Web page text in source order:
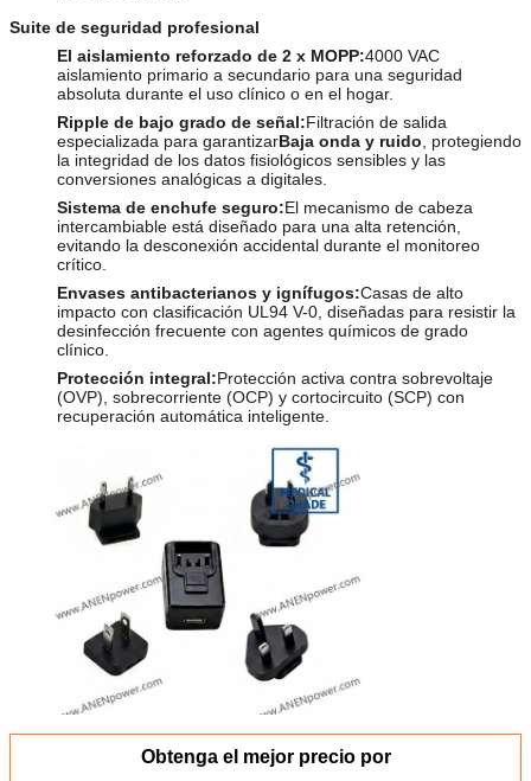
Suite de seguridad profesional
El aislamiento reforzado de 2 x MOPP:4000 VAC
aislamiento primario a secundario para una seguridad
absoluta durante el uso clínico o en el hogar.
Ripple de bajo grado de señal:Filtración de salida
especializada para garantizarBaja onda y ruido , protegiendo
la integridad de los datos fisiológicos sensibles y las
conversiones analógicas a digitales.
Sistema de enchufe seguro:El mecanismo de cabeza
intercambiable está diseñado para una alta retención,
evitando la desconexión accidental durante el monitoreo
crítico.
Envases antibacterianos y ignífugos:Casas de alto
impacto con clasificación UL94 V-0, diseñadas para resistir la
desinfección frecuente con agentes químicos de grado
clínico.
Protección integral:Protección activa contra sobrevoltaje
(OVP), sobrecorriente (OCP) y cortocircuito (SCP) con
recuperación automática inteligente.
Obtenga el mejor precio por